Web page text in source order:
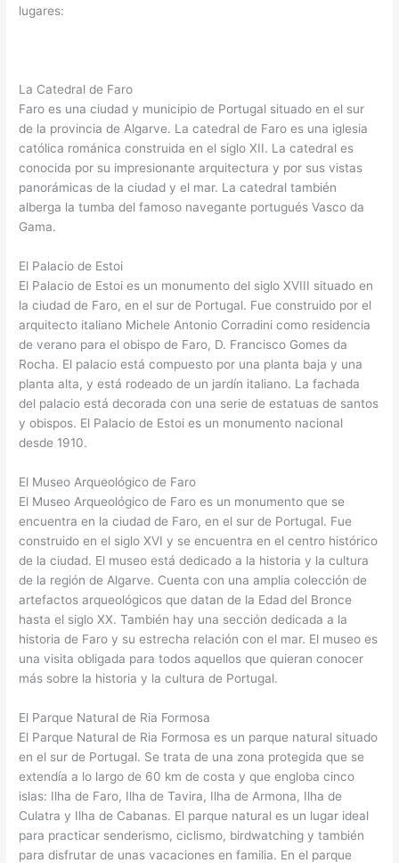
lugares:
La Catedral de Faro
Faro es una ciudad y municipio de Portugal situado en el sur
de la provincia de Algarve. La catedral de Faro es una iglesia
católica románica construida en el siglo XII. La catedral es
conocida por su impresionante arquitectura y por sus vistas
panorámicas de la ciudad y el mar. La catedral también
alberga la tumba del famoso navegante portugués Vasco da
Gama.
El Palacio de Estoi
El Palacio de Estoi es un monumento del siglo XVIII situado en
la ciudad de Faro, en el sur de Portugal. Fue construido por el
arquitecto italiano Michele Antonio Corradini como residencia
de verano para el obispo de Faro, D. Francisco Gomes da
Rocha. El palacio está compuesto por una planta baja y una
planta alta, y está rodeado de un jardín italiano. La fachada
del palacio está decorada con una serie de estatuas de santos
y obispos. El Palacio de Estoi es un monumento nacional
desde 1910.
El Museo Arqueológico de Faro
El Museo Arqueológico de Faro es un monumento que se
encuentra en la ciudad de Faro, en el sur de Portugal. Fue
construido en el siglo XVI y se encuentra en el centro histórico
de la ciudad. El museo está dedicado a la historia y la cultura
de la región de Algarve. Cuenta con una amplia colección de
artefactos arqueológicos que datan de la Edad del Bronce
hasta el siglo XX. También hay una sección dedicada a la
historia de Faro y su estrecha relación con el mar. El museo es
una visita obligada para todos aquellos que quieran conocer
más sobre la historia y la cultura de Portugal.
El Parque Natural de Ria Formosa
El Parque Natural de Ria Formosa es un parque natural situado
en el sur de Portugal. Se trata de una zona protegida que se
extendía a lo largo de 60 km de costa y que engloba cinco
islas: Ilha de Faro, Ilha de Tavira, Ilha de Armona, Ilha de
Culatra y Ilha de Cabanas. El parque natural es un lugar ideal
para practicar senderismo, ciclismo, birdwatching y también
para disfrutar de unas vacaciones en familia. En el parque